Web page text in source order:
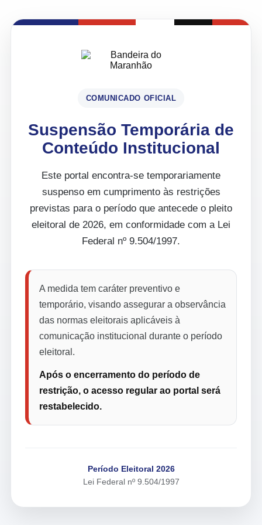
COMUNICADO OFICIAL
Suspensão Temporária de
Conteúdo Institucional
Este portal encontra-se temporariamente
suspenso em cumprimento às restrições
previstas para o período que antecede o pleito
eleitoral de 2026, em conformidade com a Lei
Federal nº 9.504/1997.
A medida tem caráter preventivo e
temporário, visando assegurar a observância
das normas eleitorais aplicáveis à
comunicação institucional durante o período
eleitoral.
Após o encerramento do período de
restrição, o acesso regular ao portal será
restabelecido.
Período Eleitoral 2026
Lei Federal nº 9.504/1997